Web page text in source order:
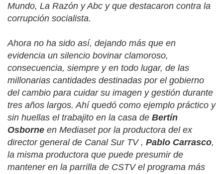
Mundo, La Razón y Abc y que destacaron contra la
corrupción socialista.
Ahora no ha sido así, dejando más que en
evidencia un silencio bovinar clamoroso,
consecuencia, siempre y en todo lugar, de las
millonarias cantidades destinadas por el gobierno
del cambio para cuidar su imagen y gestión durante
tres años largos. Ahí quedó como ejemplo práctico y
sin huellas el trabajito en la casa de Bertín
Osborne en Mediaset por la productora del ex
director general de Canal Sur TV , Pablo Carrasco,
la misma productora que puede presumir de
mantener en la parrilla de CSTV el programa más